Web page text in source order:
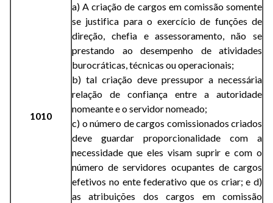
1010
a) A criação de cargos em comissão somente
se justifica para o exercício de funções de
direção, chefia e assessoramento, não se
prestando ao desempenho de atividades
burocráticas, técnicas ou operacionais;
b) tal criação deve pressupor a necessária
relação de confiança entre a autoridade
nomeante e o servidor nomeado;
c) o número de cargos comissionados criados
deve guardar proporcionalidade com a
necessidade que eles visam suprir e com o
número de servidores ocupantes de cargos
efetivos no ente federativo que os criar; e d)
as atribuições dos cargos em comissão